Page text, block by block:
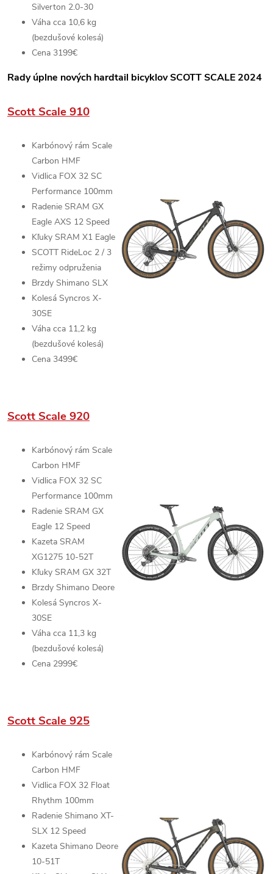
Silverton 2.0-30
Váha cca 10,6 kg
(bezdušové kolesá)
Cena 3199€
Rady úplne nových hardtail bicyklov SCOTT SCALE 2024
Scott Scale 910
Karbónový rám Scale
Carbon HMF
Vidlica FOX 32 SC
Performance 100mm
Radenie SRAM GX
Eagle AXS 12 Speed
Kľuky SRAM X1 Eagle
SCOTT RideLoc 2 / 3
režimy odpruženia
Brzdy Shimano SLX
Kolesá Syncros X-
30SE
Váha cca 11,2 kg
(bezdušové kolesá)
Cena 3499€
Scott Scale 920
Karbónový rám Scale
Carbon HMF
Vidlica FOX 32 SC
Performance 100mm
Radenie SRAM GX
Eagle 12 Speed
Kazeta SRAM
XG1275 10-52T
Kľuky SRAM GX 32T
Brzdy Shimano Deore
Kolesá Syncros X-
30SE
Váha cca 11,3 kg
(bezdušové kolesá)
Cena 2999€
Scott Scale 925
Karbónový rám Scale
Carbon HMF
Vidlica FOX 32 Float
Rhythm 100mm
Radenie Shimano XT-
SLX 12 Speed
Kazeta Shimano Deore
10-51T